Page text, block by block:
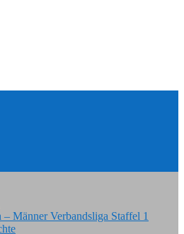
– Männer Verbandsliga Staffel 1